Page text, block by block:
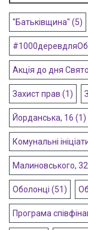
"Батьківщина" (5)
Акція до дня
Захист прав (1)
Йорданська, 16 (1)
Комунальні
Малиновського, 32
Оболонці (51)
Програма